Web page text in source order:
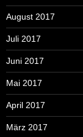
August 2017
Juli 2017
Juni 2017
Mai 2017
April 2017
März 2017